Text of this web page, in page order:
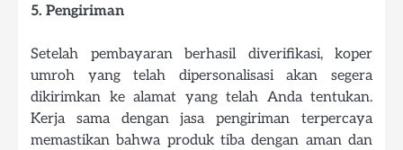
5. Pengiriman
Setelah pembayaran berhasil diverifikasi, koper
umroh yang telah dipersonalisasi akan segera
dikirimkan ke alamat yang telah Anda tentukan.
Kerja sama dengan jasa pengiriman terpercaya
memastikan bahwa produk tiba dengan aman dan